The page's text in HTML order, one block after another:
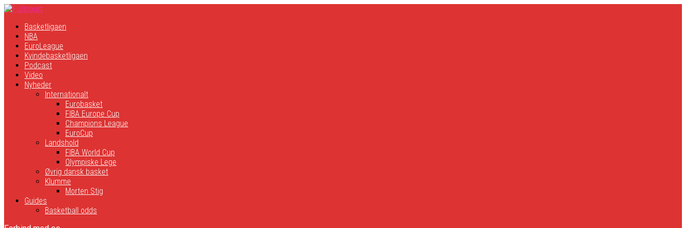
Basketligaen
NBA
EuroLeague
Kvindebasketligaen
Podcast
Video
Nyheder
Internationalt
Eurobasket
FIBA Europe Cup
Champions League
EuroCup
Landshold
FIBA World Cup
Olympiske Lege
Øvrig dansk basket
Klumme
Morten Stig
Guides
Basketball odds